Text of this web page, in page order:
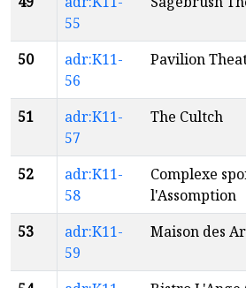
55
50
adr:K11-
56
Pavilion
51
adr:K11-
57
The Cultch
52
adr:K11-
58
Complexe
l'Assomption
53
adr:K11-
59
Maison des